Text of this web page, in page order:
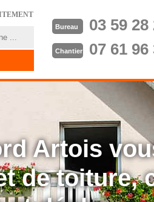
Bureau 03 59 28
Chantier 07 61 96
Artois
de toiture,